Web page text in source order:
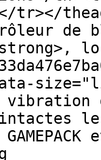
tr></
de